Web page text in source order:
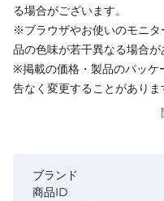
る場合がございます。
※ブラウザやお使いのモニ
品の色味が若干異なる場合が
※掲載の価格・製品のパッケ
告なく変更することがありま
ブランド
商品ID